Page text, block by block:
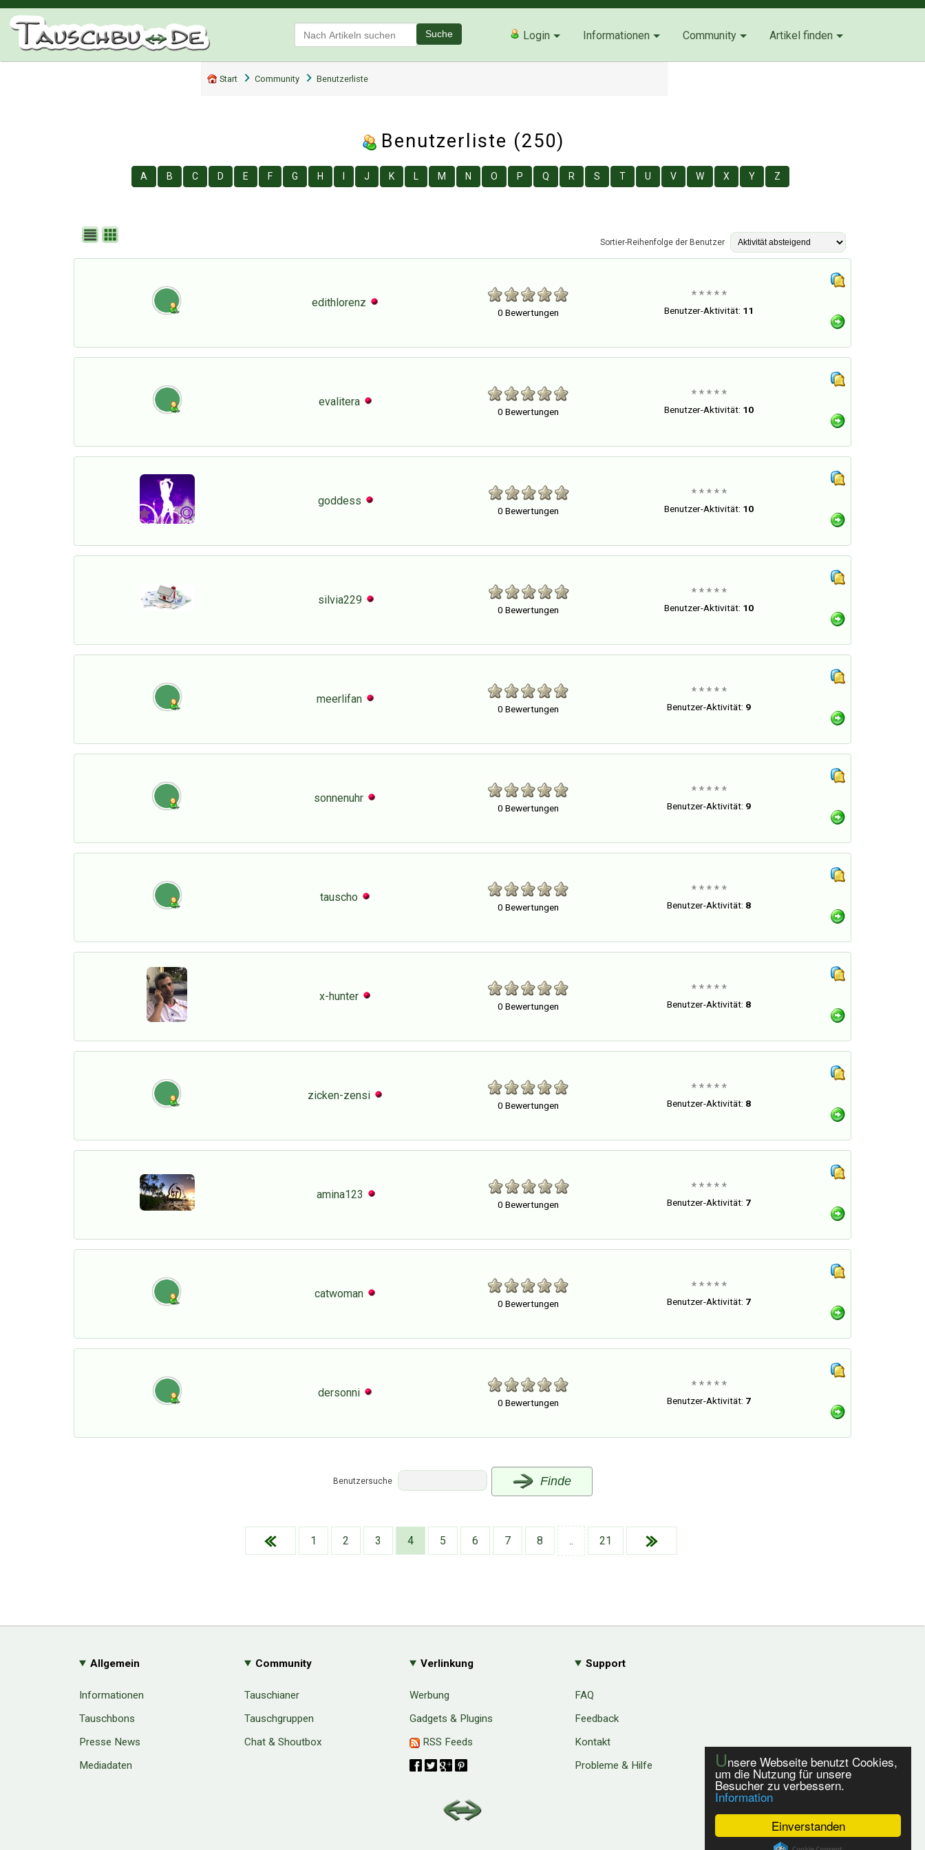
Einverstanden
Unsere Webseite benutzt Cookies,
um die Nutzung für unsere
Besucher zu verbessern.
Information
Suche Login Informationen Community Artikel finden
Start Community Benutzerliste
Benutzerliste (250)
A B C D E F G H I J K L M N O P Q R S T U V W X Y Z
Sortier-Reihenfolge der Benutzer
edithlorenz
0 Bewertungen
* * * * *
Benutzer-Aktivität: 11
evalitera
0 Bewertungen
* * * * *
Benutzer-Aktivität: 10
goddess
0 Bewertungen
* * * * *
Benutzer-Aktivität: 10
silvia229
0 Bewertungen
* * * * *
Benutzer-Aktivität: 10
meerlifan
0 Bewertungen
* * * * *
Benutzer-Aktivität: 9
sonnenuhr
0 Bewertungen
* * * * *
Benutzer-Aktivität: 9
tauscho
0 Bewertungen
* * * * *
Benutzer-Aktivität: 8
x-hunter
0 Bewertungen
* * * * *
Benutzer-Aktivität: 8
zicken-zensi
0 Bewertungen
* * * * *
Benutzer-Aktivität: 8
amina123
0 Bewertungen
* * * * *
Benutzer-Aktivität: 7
catwoman
0 Bewertungen
* * * * *
Benutzer-Aktivität: 7
dersonni
0 Bewertungen
* * * * *
Benutzer-Aktivität: 7
Benutzersuche Finde
1 2 3 4 5 6 7 8 .. 21
Allgemein
Informationen
Tauschbons
Presse News
Mediadaten
Community
Tauschianer
Tauschgruppen
Chat & Shoutbox
Verlinkung
Werbung
Gadgets & Plugins
RSS Feeds
Support
FAQ
Feedback
Kontakt
Probleme & Hilfe